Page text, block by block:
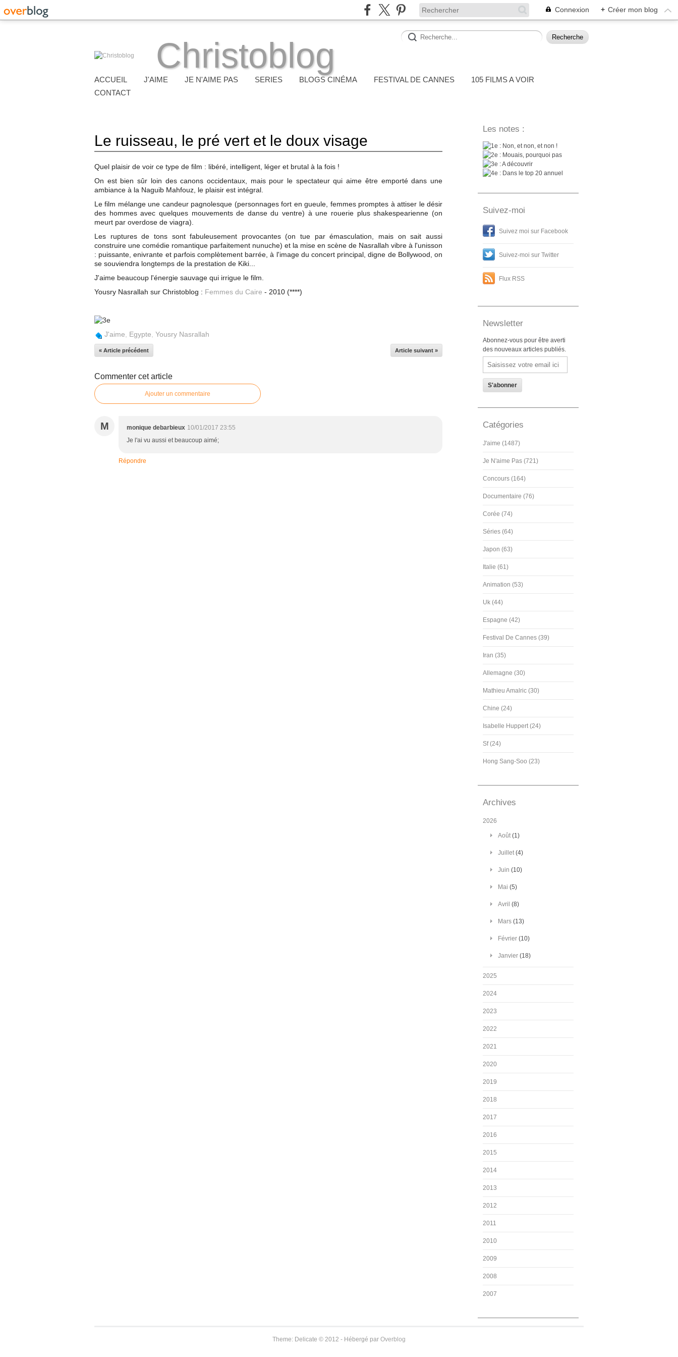
Connexion + Créer mon blog
Christoblog
ACCUEIL J'AIME JE N'AIME PAS SERIES BLOGS CINÉMA FESTIVAL DE CANNES
105 FILMS A VOIR
CONTACT
Le ruisseau, le pré vert et le doux visage
Quel plaisir de voir ce type de film : libéré, intelligent, léger et brutal à la fois !
On est bien sûr loin des canons occidentaux, mais pour le spectateur qui aime être emporté dans une
ambiance à la Naguib Mahfouz, le plaisir est intégral.
Le film mélange une candeur pagnolesque (personnages fort en gueule, femmes promptes à attiser le désir
des hommes avec quelques mouvements de danse du ventre) à une rouerie plus shakespearienne (on
meurt par overdose de viagra).
Les ruptures de tons sont fabuleusement provocantes (on tue par émasculation, mais on sait aussi
construire une comédie romantique parfaitement nunuche) et la mise en scène de Nasrallah vibre à l'unisson
: puissante, enivrante et parfois complètement barrée, à l'image du concert principal, digne de Bollywood, on
se souviendra longtemps de la prestation de Kiki...
J'aime beaucoup l'énergie sauvage qui irrigue le film.
Yousry Nasrallah sur Christoblog : Femmes du Caire - 2010 (****)
J'aime Egypte Yousry Nasrallah
« Article précédent Article suivant »
Commenter cet article
Ajouter un commentaire
M monique debarbieux 10/01/2017 23:55
Je l'ai vu aussi et beaucoup aimé;
Répondre
Les notes :
: Non, et non, et non !
: Mouais, pourquoi pas
: A découvrir
: Dans le top 20 annuel
Suivez-moi
Suivez moi sur Facebook
Suivez-moi sur Twitter
Flux RSS
Newsletter
Abonnez-vous pour être averti
des nouveaux articles publiés.
Email
Catégories
J'aime (1487)
Je N'aime Pas (721)
Concours (164)
Documentaire (76)
Corée (74)
Séries (64)
Japon (63)
Italie (61)
Animation (53)
Uk (44)
Espagne (42)
Festival De Cannes (39)
Iran (35)
Allemagne (30)
Mathieu Amalric (30)
Chine (24)
Isabelle Huppert (24)
Sf (24)
Hong Sang-Soo (23)
Archives
2026
Août(1)
Juillet(4)
Juin (10)
Mai (5)
Avril (8)
Mars (13)
Février (10)
Janvier (18)
2025
2024
2023
2022
2021
2020
2019
2018
2017
2016
2015
2014
2013
2012
2011
2010
2009
2008
2007
Theme: Delicate © 2012 - Hébergé par Overblog